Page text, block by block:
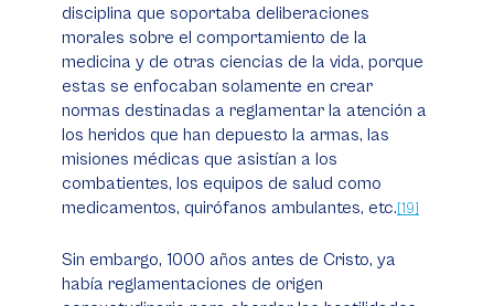
disciplina que soportaba deliberaciones
morales sobre el comportamiento de la
medicina y de otras ciencias de la vida, porque
estas se enfocaban solamente en crear
normas destinadas a reglamentar la atención a
los heridos que han depuesto la armas, las
misiones médicas que asistían a los
combatientes, los equipos de salud como
medicamentos, quirófanos ambulantes, etc.[19]
Sin embargo, 1000 años antes de Cristo, ya
había reglamentaciones de origen